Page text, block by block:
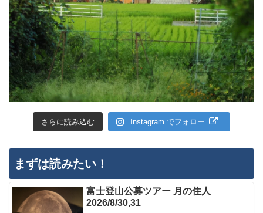
さらに読み込む Instagram でフォロー
まずは読みたい！
富士登山公募ツアー 月の住人
2026/8/30,31